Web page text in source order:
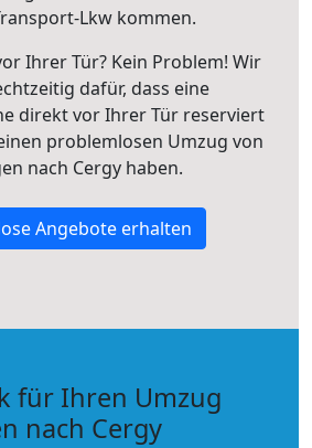
Lkw kommen.
Ihrer Tür? Kein Problem! Wir
dafür, dass eine
direkt vor Ihrer Tür reserviert
problemlosen Umzug von
nach Cergy haben.
Angebote erhalten
für Ihren Umzug
nach Cergy